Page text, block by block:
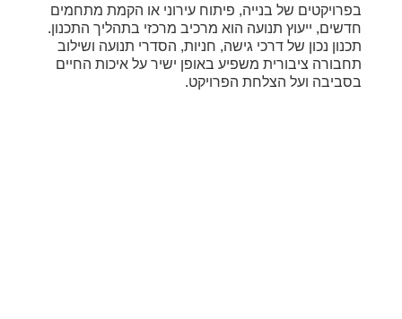
בפרויקטים של בנייה, פיתוח עירוני או הקמת מתחמים
חדשים, ייעוץ תנועה הוא מרכיב מרכזי בתהליך התכנון.
תכנון נכון של דרכי גישה, חניות, הסדרי תנועה ושילוב
תחבורה ציבורית משפיע באופן ישיר על איכות החיים
בסביבה ועל הצלחת הפרויקט.